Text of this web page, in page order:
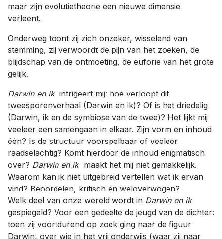
maar zijn evolutietheorie een nieuwe dimensie
verleent.
Onderweg toont zij zich onzeker, wisselend van
stemming, zij verwoordt de pijn van het zoeken, de
blijdschap van de ontmoeting, de euforie van het grote
gelijk.
Darwin en ikintrigeert mij: hoe verloopt dit
tweesporenverhaal (Darwin en ik)? Of is het driedelig
(Darwin, ik en de symbiose van de twee)? Het lijkt mij
veeleer een samengaan in elkaar. Zijn vorm en inhoud
één? Is de structuur voorspelbaar of veeleer
raadselachtig? Komt hierdoor de inhoud enigmatisch
over? Darwin en ikmaakt het mij niet gemakkelijk.
Waarom kan ik niet uitgebreid vertellen wat ik ervan
vind? Beoordelen, kritisch en weloverwogen?
Welk deel van onze wereld wordt in Darwin en ik
gespiegeld? Voor een gedeelte de jeugd van de dichter:
toen zij voortdurend op zoek ging naar de figuur
Darwin, over wie in het vrij onderwijs (waar zij naar